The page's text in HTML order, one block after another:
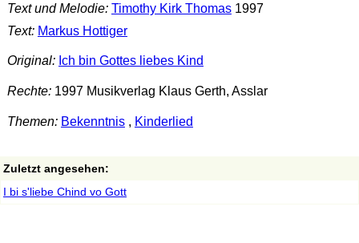
Text und Melodie: Timothy Kirk Thomas1997
Text: Markus Hottiger
Original: Ich bin Gottes liebes Kind
Rechte:1997 Musikverlag Klaus Gerth, Asslar
Themen: Bekenntnis, Kinderlied
Zuletzt angesehen:
I bi s'liebe Chind vo Gott